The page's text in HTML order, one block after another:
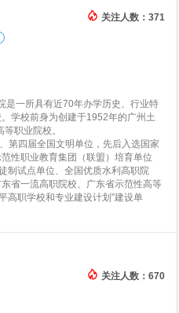
关注人数：371
是一所具有近70年办学历史、行业特
学校前身为创建于1952年的广州土
职业院校。
四届全国文明单位，先后入选国家
性职业教育集团（联盟）培育单位
制试点单位、全国优质水利高职院
省一流高职院校、广东省示范性高等
高职学校和专业建设计划”建设单
关注人数：670